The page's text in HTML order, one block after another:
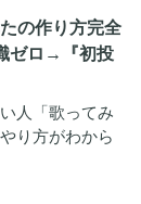
の作り方完全
ゼロ→『初投
人「歌ってみ
り方がわから